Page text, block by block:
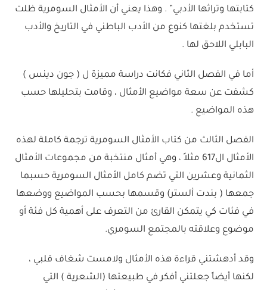
كتابتها وتراثها الأدبي” . وهذا يعني أن الأمثال السومرية ظلت
تستخدم بلغتها كنوع من الأدب الباطني في التاريخ والأدب
البابلي اللاحق لها .
أما في الفصل الثاني فكانت دراسة مميزة ل ( جون دينس )
كشفت عن سعة مواضيع الأمثال ، وقامت بتحليلها حسب
هذه المواضيع .
الفصل الثالث من كتاب الأمثال السومرية ترجمة كاملة لهذه
الأمثال ال617 مثلاً ، وهي أمثال منتخبة من مجموعات الأمثال
الثمانية وعشرين التي تضم كامل الأمثال السومرية حسبما
جمعها ( بندت ألستر) وقسمها بحسب المواضيع ووضعها
في فئات كي يتمكن القارئ من التعرف على أهمية كل فئة أو
موضوع وعلاقته بالمجتمع السومري.
وقد أدهشتني قراءة هذه الأمثال ولامست شغاف قلبي ،
لكنها أيضاً جعلتني أفكر في طبيعتها (الشعرية ) التي